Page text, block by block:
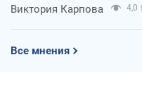
Виктория Карпова 4,0
Все мнения